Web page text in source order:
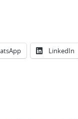
LinkedIn